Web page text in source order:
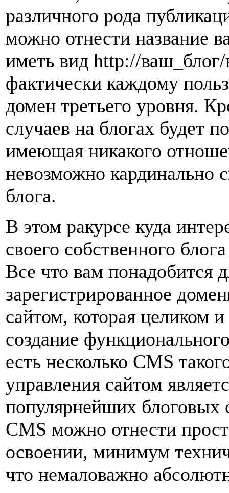
различного рода
можно отнести название
иметь вид http://ваш_блог/
фактически каждому
домен третьего уровня.
случаев на блогах будет
имеющая никакого
невозможно кардинально
блога.
В этом ракурсе куда
своего собственного
Все что вам понадобится
зарегистрированное
сайтом, которая целиком
создание
есть несколько CMS
управления сайтом
популярнейших блоговых
CMS можно отнести
освоении, минимум
что немаловажно